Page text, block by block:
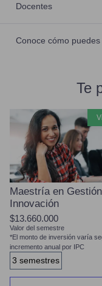
Docentes
Conoce cómo
Te
Maestría en
Innovación
$13.660.000
Valor del semestre
*El monto de inversión varía
incremento anual por IPC
3 semestres